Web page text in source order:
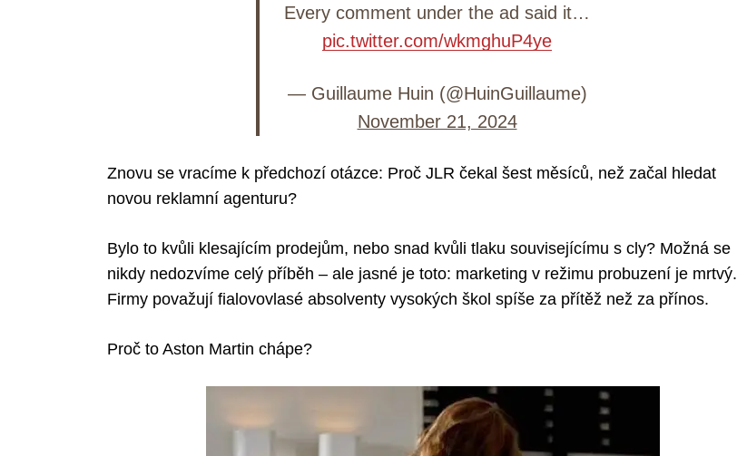
Every comment under the ad said it…
pic.twitter.com/wkmghuP4ye
— Guillaume Huin (@HuinGuillaume)
November 21, 2024
Znovu se vracíme k předchozí otázce: Proč JLR čekal šest měsíců, než začal hledat
novou reklamní agenturu?
Bylo to kvůli klesajícím prodejům, nebo snad kvůli tlaku souvisejícímu s cly? Možná se
nikdy nedozvíme celý příběh – ale jasné je toto: marketing v režimu probuzení je mrtvý.
Firmy považují fialovovlasé absolventy vysokých škol spíše za přítěž než za přínos.
Proč to Aston Martin chápe?